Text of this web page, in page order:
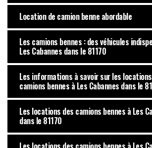
Location de camion benne abordable
Les camions bennes : des véhicules
Les Cabannes dans le 81170
Les informations à savoir sur les
camions bennes à Les Cabannes dans le
Les locations des camions bennes à Les
dans le 81170